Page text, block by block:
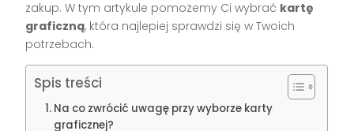
zakup. W tym artykule pomożemy Ci wybrać kartę
graficzną, która najlepiej sprawdzi się w Twoich
potrzebach.
Spis treści
Na co zwrócić uwagę przy wyborze karty
graficznej?